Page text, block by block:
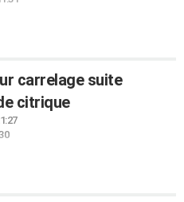
carrelage suite
citrique